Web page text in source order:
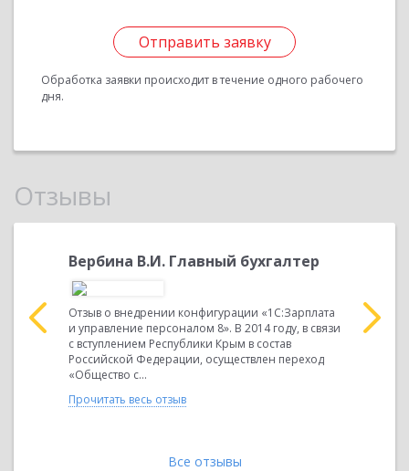
Отправить заявку
Обработка заявки происходит в течение одного рабочего
дня.
Отзывы
Вербина В.И. Главный бухгалтер
Отзыв о внедрении конфигурации «1С:Зарплата
и управление персоналом 8». В 2014 году, в связи
с вступлением Республики Крым в состав
Российской Федерации, осуществлен переход
«Общество с...
Прочитать весь отзыв
Отзыв о
Все отзывы